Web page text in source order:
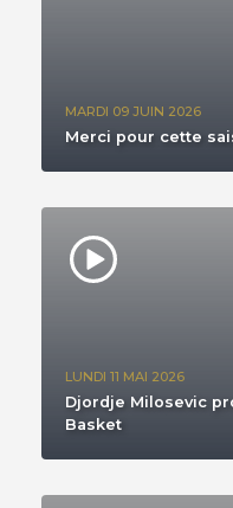
MARDI 09 JUIN 2026
Merci pour cette
LUNDI 11 MAI 2026
Djordje Milosevic
Basket